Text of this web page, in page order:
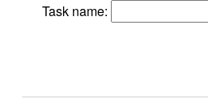
Task name: